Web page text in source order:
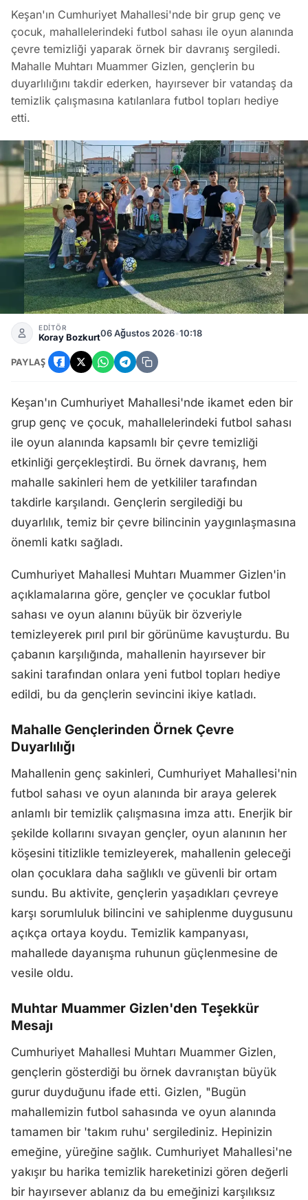
Keşan'ın Cumhuriyet Mahallesi'nde bir grup genç ve
çocuk, mahallelerindeki futbol sahası ile oyun alanında
çevre temizliği yaparak örnek bir davranış sergiledi.
Mahalle Muhtarı Muammer Gizlen, gençlerin bu
duyarlılığını takdir ederken, hayırsever bir vatandaş da
temizlik çalışmasına katılanlara futbol topları hediye
etti.
Keşanlı Gençler Cumhuriyet Mahallesi'nde Çevre Temizliği
EDİTÖR
Koray Bozkurt06 Ağustos 2026•10:18
PAYLAŞ
Keşan'ın Cumhuriyet Mahallesi'nde ikamet eden bir
grup genç ve çocuk, mahallelerindeki futbol sahası
ile oyun alanında kapsamlı bir çevre temizliği
etkinliği gerçekleştirdi. Bu örnek davranış, hem
mahalle sakinleri hem de yetkililer tarafından
takdirle karşılandı. Gençlerin sergilediği bu
duyarlılık, temiz bir çevre bilincinin yaygınlaşmasına
önemli katkı sağladı.
Cumhuriyet Mahallesi Muhtarı Muammer Gizlen'in
açıklamalarına göre, gençler ve çocuklar futbol
sahası ve oyun alanını büyük bir özveriyle
temizleyerek pırıl pırıl bir görünüme kavuşturdu. Bu
çabanın karşılığında, mahallenin hayırsever bir
sakini tarafından onlara yeni futbol topları hediye
edildi, bu da gençlerin sevincini ikiye katladı.
Mahalle Gençlerinden Örnek Çevre
Duyarlılığı
Mahallenin genç sakinleri, Cumhuriyet Mahallesi'nin
futbol sahası ve oyun alanında bir araya gelerek
anlamlı bir temizlik çalışmasına imza attı. Enerjik bir
şekilde kollarını sıvayan gençler, oyun alanının her
köşesini titizlikle temizleyerek, mahallenin geleceği
olan çocuklara daha sağlıklı ve güvenli bir ortam
sundu. Bu aktivite, gençlerin yaşadıkları çevreye
karşı sorumluluk bilincini ve sahiplenme duygusunu
açıkça ortaya koydu. Temizlik kampanyası,
mahallede dayanışma ruhunun güçlenmesine de
vesile oldu.
Muhtar Muammer Gizlen'den Teşekkür
Mesajı
Cumhuriyet Mahallesi Muhtarı Muammer Gizlen,
gençlerin gösterdiği bu örnek davranıştan büyük
gurur duyduğunu ifade etti. Gizlen, "Bugün
mahallemizin futbol sahasında ve oyun alanında
tamamen bir 'takım ruhu' sergilediniz. Hepinizin
emeğine, yüreğine sağlık. Cumhuriyet Mahallesi'ne
yakışır bu harika temizlik hareketinizi gören değerli
bir hayırsever ablanız da bu emeğinizi karşılıksız